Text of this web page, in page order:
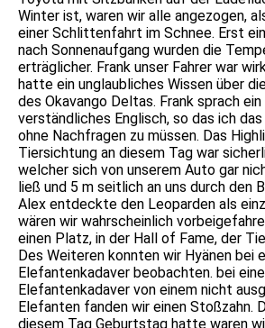
Winter ist, waren wir alle angezogen,
einer Schlittenfahrt im Schnee. Erst
nach Sonnenaufgang wurden die
erträglicher. Frank unser Fahrer war
hatte ein unglaubliches Wissen über
des Okavango Deltas. Frank sprach
verständliches Englisch, so das ich
ohne Nachfragen zu müssen. Das
Tiersichtung an diesem Tag war
welcher sich von unserem Auto gar
ließ und 5 m seitlich an uns durch den
Alex entdeckte den Leoparden als
wären wir wahrscheinlich
einen Platz, in der Hall of Fame, der
Des Weiteren konnten wir Hyänen bei
Elefantenkadaver beobachten. bei
Elefantenkadaver von einem nicht
Elefanten fanden wir einen Stoßzahn.
diesem Tag Geburtstag hatte waren